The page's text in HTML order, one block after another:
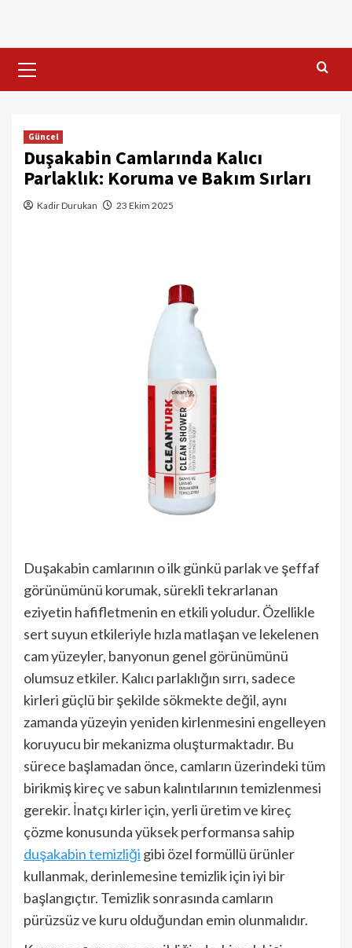
content
Menu
Güncel
Duşakabin Camlarında Kalıcı
Parlaklık: Koruma ve Bakım Sırları
Kadir Durukan 23 Ekim 2025
Duşakabin camlarının o ilk günkü parlak ve şeffaf
görünümünü korumak, sürekli tekrarlanan
eziyetin hafifletmenin en etkili yoludur. Özellikle
sert suyun etkileriyle hızla matlaşan ve lekelenen
cam yüzeyler, banyonun genel görünümünü
olumsuz etkiler. Kalıcı parlaklığın sırrı, sadece
kirleri güçlü bir şekilde sökmekte değil, aynı
zamanda yüzeyin yeniden kirlenmesini engelleyen
koruyucu bir mekanizma oluşturmaktadır. Bu
sürece başlamadan önce, camların üzerindeki tüm
birikmiş kireç ve sabun kalıntılarının temizlenmesi
gerekir. İnatçı kirler için, yerli üretim ve kireç
çözme konusunda yüksek performansa sahip
duşakabin temizliği gibi özel formüllü ürünler
kullanmak, derinlemesine temizlik için iyi bir
başlangıçtır. Temizlik sonrasında camların
pürüzsüz ve kuru olduğundan emin olunmalıdır.